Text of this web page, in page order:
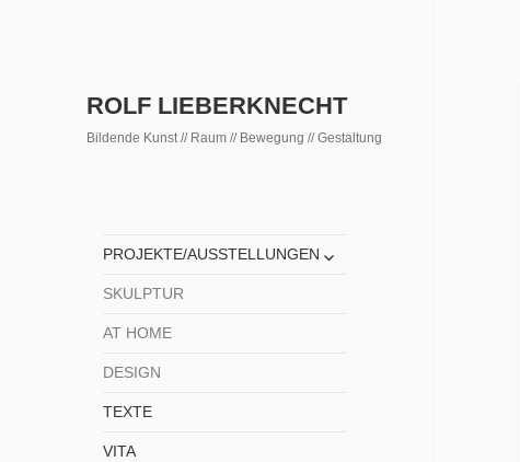
ROLF LIEBERKNECHT
Bildende Kunst // Raum // Bewegung // Gestaltung
PROJEKTE/AUSSTELLUNGENuntermenü
anzeigen
SKULPTUR
AT HOME
DESIGN
TEXTE
VITA